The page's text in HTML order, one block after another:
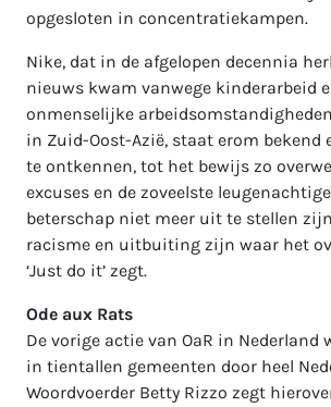
opgesloten in concentratiekampen.
Nike, dat in de afgelopen decennia
nieuws kwam vanwege kinderarbeid
onmenselijke
in Zuid-Oost-Azië, staat erom
te ontkennen, tot het bewijs zo
excuses en de zoveelste
beterschap niet meer uit te stellen
racisme en uitbuiting zijn waar het
‘Just do it’ zegt.
Ode aux Rats
De vorige actie van OaR in Nederland
in tientallen gemeenten door heel
Woordvoerder Betty Rizzo zegt